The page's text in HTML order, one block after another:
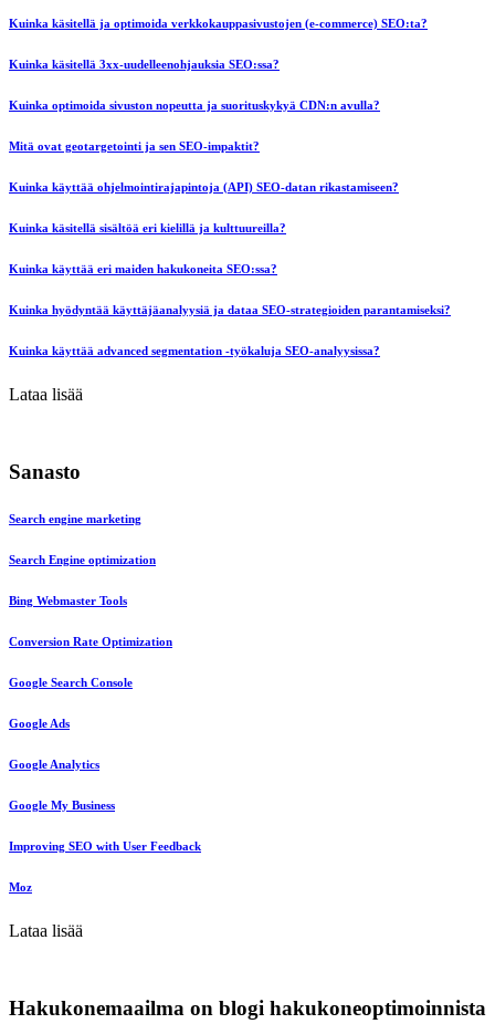
Kuinka käsitellä ja optimoida verkkokauppasivustojen (e-commerce) SEO:ta?
Kuinka käsitellä 3xx-uudelleenohjauksia SEO:ssa?
Kuinka optimoida sivuston nopeutta ja suorituskykyä CDN:n avulla?
Mitä ovat geotargetointi ja sen SEO-impaktit?
Kuinka käyttää ohjelmointirajapintoja (API) SEO-datan rikastamiseen?
Kuinka käsitellä sisältöä eri kielillä ja kulttuureilla?
Kuinka käyttää eri maiden hakukoneita SEO:ssa?
Kuinka hyödyntää käyttäjäanalyysiä ja dataa SEO-strategioiden parantamiseksi?
Kuinka käyttää advanced segmentation -työkaluja SEO-analyysissa?
Lataa lisää
Sanasto
Search engine marketing
Search Engine optimization
Bing Webmaster Tools
Conversion Rate Optimization
Google Search Console
Google Ads
Google Analytics
Google My Business
Improving SEO with User Feedback
Moz
Lataa lisää
Hakukonemaailma on blogi hakukoneoptimoinnista